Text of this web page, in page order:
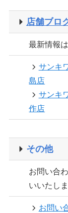
店舗ブロ
最新情報
サンキ
島店
サンキ
作店
その他
お問い合
いいたしま
お問い